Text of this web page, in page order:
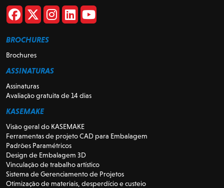
BROCHURES
Brochures
ASSINATURAS
Assinaturas
Avaliação gratuita de 14 dias
KASEMAKE
Visão geral do KASEMAKE
Ferramentas de projeto CAD para Embalagem
Padrões Paramétricos
Design de Embalagem 3D
Vinculação de trabalho artístico
Sistema de Gerenciamento de Projetos
Otimização de materiais, desperdício e custeio